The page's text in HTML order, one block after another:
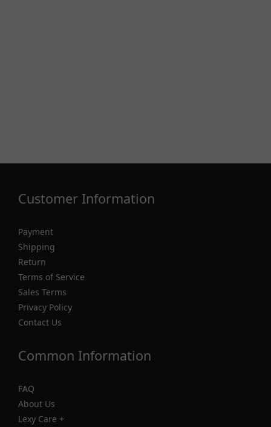
Customer Information
Payment
Shipping
Return
Terms of Service
Sales Terms
Privacy Policy
Contact Us
Common Information
FAQ
About Us
Lexy Care +